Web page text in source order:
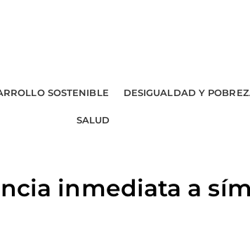
SOSTENIBLE DESIGUALDAD Y
SALUD
inmediata a